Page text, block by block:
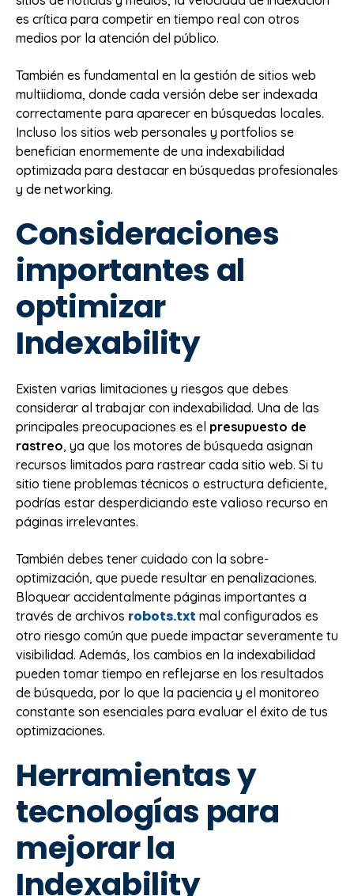
es crítica para competir en tiempo real con otros
medios por la atención del público.
También es fundamental en la gestión de sitios web
multiidioma, donde cada versión debe ser indexada
correctamente para aparecer en búsquedas locales.
Incluso los sitios web personales y portfolios se
benefician enormemente de una indexabilidad
optimizada para destacar en búsquedas profesionales
y de networking.
Consideraciones
importantes al
optimizar
Indexability
Existen varias limitaciones y riesgos que debes
considerar al trabajar con indexabilidad. Una de las
principales preocupaciones es el presupuesto de
rastreo, ya que los motores de búsqueda asignan
recursos limitados para rastrear cada sitio web. Si tu
sitio tiene problemas técnicos o estructura deficiente,
podrías estar desperdiciando este valioso recurso en
páginas irrelevantes.
También debes tener cuidado con la sobre-
optimización, que puede resultar en penalizaciones.
Bloquear accidentalmente páginas importantes a
través de archivos robots.txt mal configurados es
otro riesgo común que puede impactar severamente tu
visibilidad. Además, los cambios en la indexabilidad
pueden tomar tiempo en reflejarse en los resultados
de búsqueda, por lo que la paciencia y el monitoreo
constante son esenciales para evaluar el éxito de tus
optimizaciones.
Herramientas y
tecnologías para
mejorar la
Indexability